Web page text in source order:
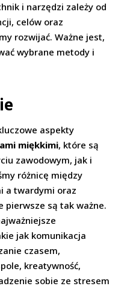
i narzędzi zależy od
celów oraz
rozwijać. Ważne jest,
wybrane metody i
aspekty
miękkimi, które są
zawodowym, jak i
różnicę między
a twardymi oraz
pierwsze są tak ważne.
jak komunikacja
czasem,
kreatywność,
sobie ze stresem